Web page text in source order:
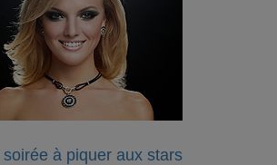
à piquer aux stars